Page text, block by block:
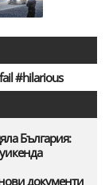
#hilarious
България:
документи